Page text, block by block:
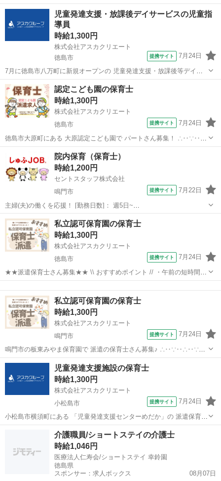
児童発達支援・放課後デイサービスの児童指
導員
時給1,300円
株式会社アスカクリエート
徳島市
提携サイト 7月24日
7月に徳島市八万町に新規オープンの 児童発達支援・放課後等デイサ
ービス 「児童デイこころ＋」の オープニングスタッフ求人です！ 派
遣スタッフさん募集中です★ 平日は12時からスタートなので 朝はゆっ
くりできます♪ 1日の...
徳島 徳島市 保育士
認定こども園の保育士
時給1,300円
株式会社アスカクリエート
徳島市
提携サイト 7月24日
徳島市大原町にある 大原認定こども園で パートさん募集！ ∴‥∵‥
∴‥∵‥∴‥∴‥∵‥∴ 0歳児から就学前までの定員92名の 認定こども
園です！ 保育補助をお任せします♪ 遊び・おやつ・給食・昼寝など♪
育児と仕事を...
徳島市 保育士
院内保育（保育士）
時給1,200円
セントスタッフ株式会社
鳴門市
提携サイト 7月22日
主婦(夫)の働くを応援！ [勤務日数]： 週5日~
07:30~19:30/07:30~16:30/08:30~17:30/09:30~18:00/10:30~19:30 月/
火/水/木/金/土 などから選べます [勤務...
徳島 鳴門市 保育士
私立認可保育園の保育士
時給1,300円
株式会社アスカクリエート
徳島市
提携サイト 7月24日
★★派遣保育士さん募集★★ \\ おすすめポイント // ・午前の短時間
・書き物なし ・交通費、駐車場代補助あり ( お仕事内容 ) ・0～2歳児
の保育補助業務全般 ・連絡帳などの書き物はありません！ ( 勤務時
間・...
私立認可保育園の保育士
時給1,300円
株式会社アスカクリエート
鳴門市
提携サイト 7月24日
鳴門市の板東みやま保育園で 派遣の保育士さん募集♪ ∴‥∵‥∴‥∵‥
∴‥∴‥∵ 0歳～3歳の定員50名の少人数の保育園です(*^^*) 【お仕事内
容】 ・保育補助業務 (遊びの見守り、食事の準備や片付け等) ・園庭整
備...
徳島 鳴門市 保育士
児童発達支援施設の保育士
時給1,300円
株式会社アスカクリエート
小松島市
提携サイト 7月24日
小松島市横須町にある 「児童発達支援センターめだか」の 派遣保育士
さんの求人です！ ことばや運動等発達が気になる 就学前(1歳～5歳)の
お子様を対象とし あそびや生活習慣の指導、言語訓練等を 一人ひとり
に応じた方法で行いま...
小松島市 保育士
介護職員/ショートステイの介護士
時給1,046円
医療法人仁寿会/ショートステイ 幸鈴園
徳島県
スポンサー：求人ボックス
08月07日